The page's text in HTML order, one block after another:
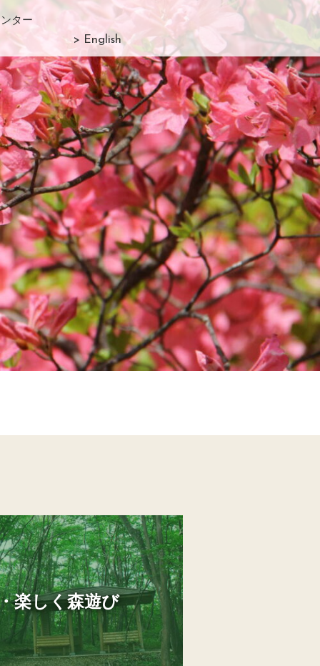
ター
> English
楽しく森遊び